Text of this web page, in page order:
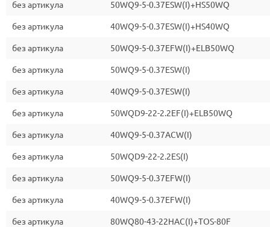
без артикула 50WQ9-5-0.37ESW(I)+HS50WQ
без артикула 40WQ9-5-0.37ESW(I)+HS40WQ
без артикула 50WQ9-5-0.37EFW(I)+ELB50WQ
без артикула 50WQ9-5-0.37ESW(I)
без артикула 40WQ9-5-0.37ESW(I)
без артикула 50WQD9-22-2.2EF(I)+ELB50WQ
без артикула 40WQ9-5-0.37ACW(I)
без артикула 50WQD9-22-2.2ES(I)
без артикула 50WQ9-5-0.37EFW(I)
без артикула 40WQ9-5-0.37EFW(I)
без артикула 80WQ80-43-22HAC(I)+TOS-80F